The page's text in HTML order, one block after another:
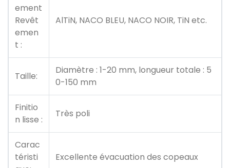
ement
Revêt
emen
t :
AlTiN, NACO BLEU, NACO NOIR, TiN etc.
Taille:
Diamètre : 1-20 mm, longueur totale : 5
0-150 mm
Finitio
n lisse :
Très poli
Carac
téristi
Excellente évacuation des copeaux